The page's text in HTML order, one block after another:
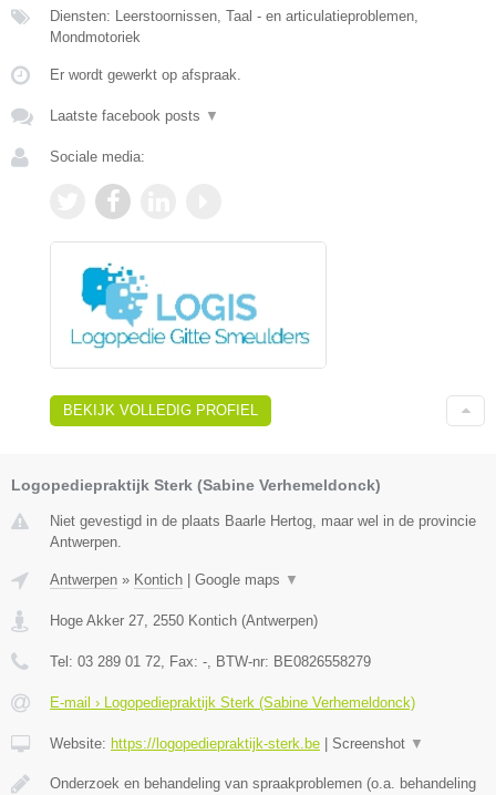
Diensten: Leerstoornissen, Taal - en articulatieproblemen,
Mondmotoriek
Er wordt gewerkt op afspraak.
Laatste facebook posts ▼
Sociale media:
BEKIJK VOLLEDIG PROFIEL
Logopediepraktijk Sterk (Sabine Verhemeldonck)
Niet gevestigd in de plaats Baarle Hertog, maar wel in de provincie
Antwerpen.
Antwerpen » Kontich Google maps ▼
Hoge Akker 27, 2550 Kontich (Antwerpen)
Tel: 03 289 01 72, Fax: -, BTW-nr: BE0826558279
E-mail › Logopediepraktijk Sterk (Sabine Verhemeldonck)
Website: https://logopediepraktijk-sterk.be Screenshot ▼
Onderzoek en behandeling van spraakproblemen (o.a. behandeling